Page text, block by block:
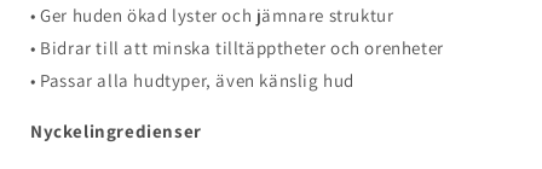
• Ger huden ökad lyster och jämnare struktur
• Bidrar till att minska tilltäpptheter och orenheter
• Passar alla hudtyper, även känslig hud
Nyckelingredienser